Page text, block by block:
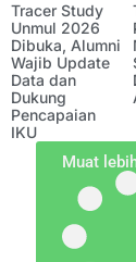
Tracer Study
Unmul 2026
Dibuka, Alumni
Wajib Update
Data dan
Dukung
Pencapaian
IKU
Muat